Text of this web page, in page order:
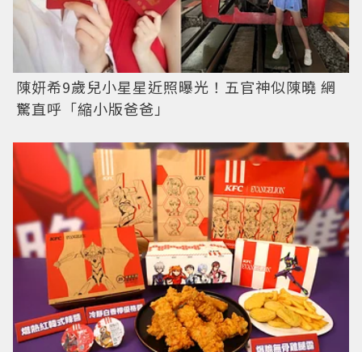
陳妍希9歲兒小星星近照曝光！五官神似陳曉 網
驚直呼「縮小版爸爸」